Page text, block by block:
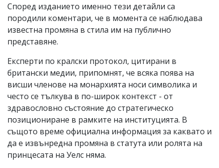
Според изданието именно тези детайли са
породили коментари, че в момента се наблюдава
известна промяна в стила им на публично
представяне.
Експерти по кралски протокол, цитирани в
британски медии, припомнят, че всяка поява на
висши членове на монархията носи символика и
често се тълкува в по-широк контекст - от
здравословно състояние до стратегическо
позициониране в рамките на институцията. В
същото време официална информация за каквато и
да е извънредна промяна в статута или ролята на
принцесата на Уелс няма.